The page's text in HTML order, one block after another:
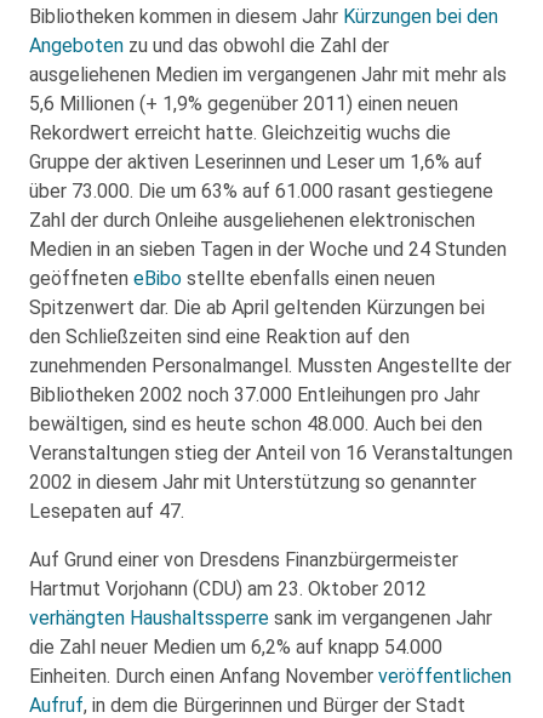
Bibliotheken kommen in diesem Jahr Kürzungen bei den
Angeboten zu und das obwohl die Zahl der
ausgeliehenen Medien im vergangenen Jahr mit mehr als
5,6 Millionen (+ 1,9% gegenüber 2011) einen neuen
Rekordwert erreicht hatte. Gleichzeitig wuchs die
Gruppe der aktiven Leserinnen und Leser um 1,6% auf
über 73.000. Die um 63% auf 61.000 rasant gestiegene
Zahl der durch Onleihe ausgeliehenen elektronischen
Medien in an sieben Tagen in der Woche und 24 Stunden
geöffneten eBibo stellte ebenfalls einen neuen
Spitzenwert dar. Die ab April geltenden Kürzungen bei
den Schließzeiten sind eine Reaktion auf den
zunehmenden Personalmangel. Mussten Angestellte der
Bibliotheken 2002 noch 37.000 Entleihungen pro Jahr
bewältigen, sind es heute schon 48.000. Auch bei den
Veranstaltungen stieg der Anteil von 16 Veranstaltungen
2002 in diesem Jahr mit Unterstützung so genannter
Lesepaten auf 47.
Auf Grund einer von Dresdens Finanzbürgermeister
Hartmut Vorjohann (CDU) am 23. Oktober 2012
verhängten Haushaltssperre sank im vergangenen Jahr
die Zahl neuer Medien um 6,2% auf knapp 54.000
Einheiten. Durch einen Anfang November veröffentlichen
Aufruf, in dem die Bürgerinnen und Bürger der Stadt